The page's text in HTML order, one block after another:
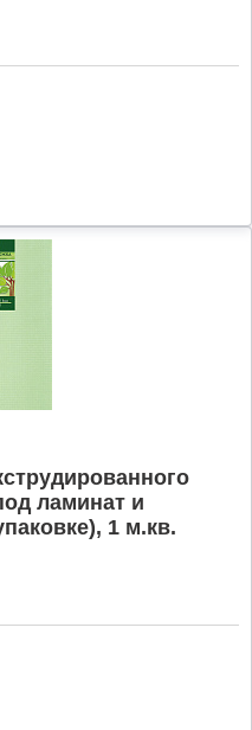
ламинат и
1 м.кв.